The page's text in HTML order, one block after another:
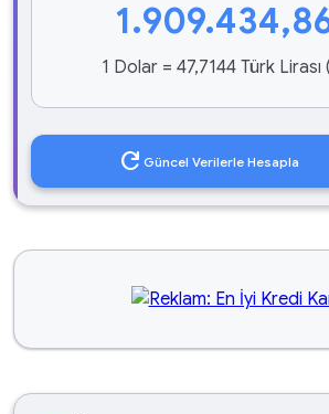
1 Dolar = 47,7144 Türk
refresh Güncel Verilerle Hesapla